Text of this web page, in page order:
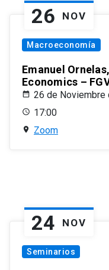
26 NOV
Macroeconomía
Emanuel
Economics –
26 de Noviembre
17:00
Zoom
24 NOV
Seminarios